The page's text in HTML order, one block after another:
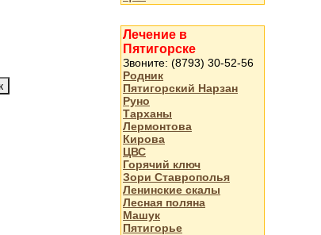
Лечение в
Пятигорске
Звоните: (8793) 30-52-56
Родник
Пятигорский Нарзан
Руно
Тарханы
Лермонтова
Кирова
ЦВС
Горячий ключ
Зори Ставрополья
Ленинские скалы
Лесная поляна
Машук
Пятигорье